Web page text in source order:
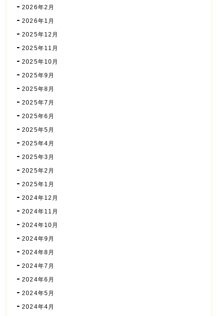
2026年2月
2026年1月
2025年12月
2025年11月
2025年10月
2025年9月
2025年8月
2025年7月
2025年6月
2025年5月
2025年4月
2025年3月
2025年2月
2025年1月
2024年12月
2024年11月
2024年10月
2024年9月
2024年8月
2024年7月
2024年6月
2024年5月
2024年4月